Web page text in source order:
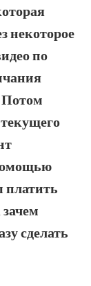
некоторое
по
Потом
платить
сделать